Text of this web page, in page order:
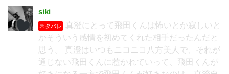
siki
ネタバレ
真澄にとって飛田くんは怖いとか寂しいと
かそういう感情を初めてくれた相手だったんだと
思う。 真澄はいつもニコニコ八方美人で、それが
通じない飛田くんに惹かれていって、飛田くんが